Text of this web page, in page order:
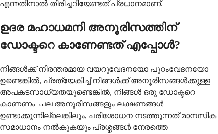
എന്നതിനാൽ തിരിച്ചറിയേണ്ടത് പ്രധാനമാണ്.
ഉദര മഹാധമനി അനൂരിസത്തിന്
ഡോക്ടറെ കാണേണ്ടത് എപ്പോൾ?
നിങ്ങൾക്ക് നിരന്തരമായ വയറുവേദനയോ പുറംവേദനയോ
ഉണ്ടെങ്കിൽ, പ്രത്യേകിച്ച് നിങ്ങൾക്ക് അനൂരിസങ്ങൾക്കുള്ള
അപകടസാധ്യതയുണ്ടെങ്കിൽ, നിങ്ങൾ ഒരു ഡോക്ടറെ
കാണണം. പല അനൂരിസങ്ങളും ലക്ഷണങ്ങൾ
ഉണ്ടാക്കുന്നില്ലെങ്കിലും, പരിശോധന നടത്തുന്നത് മാനസിക
സമാധാനം നൽകുകയും പ്രശ്നങ്ങൾ നേരത്തെ